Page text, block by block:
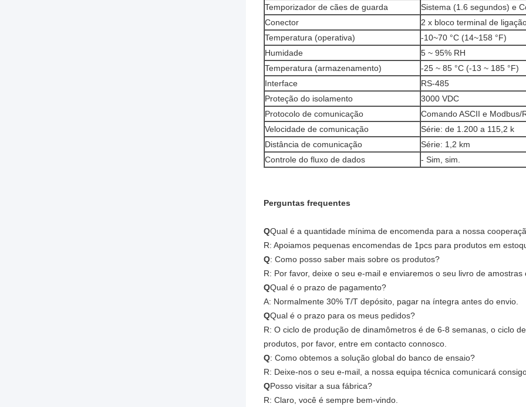
Temporizador de cães de guarda
Sistema (1.6 segundos) e
Conector
2 x bloco terminal de
Temperatura (operativa)
-10~70 °C (14~158 °F)
Humidade
5 ~ 95% RH
Temperatura (armazenamento)
-25 ~ 85 °C (-13 ~ 185 °F)
Interface
RS-485
Proteção do isolamento
3000 VDC
Protocolo de comunicação
Comando ASCII e Modbus/
Velocidade de comunicação
Série: de 1.200 a 115,2 k
Distância de comunicação
Série: 1,2 km
Controle do fluxo de dados
- Sim, sim.
Perguntas frequentes
QQual é a quantidade mínima de encomenda para a nossa
R: Apoiamos pequenas encomendas de 1pcs para produtos em
Q: Como posso saber mais sobre os produtos?
R: Por favor, deixe o seu e-mail e enviaremos o seu livro de amostras
QQual é o prazo de pagamento?
A: Normalmente 30% T/T depósito, pagar na íntegra antes do envio.
QQual é o prazo para os meus pedidos?
R: O ciclo de produção de dinamômetros é de 6-8 semanas, o ciclo
produtos, por favor, entre em contacto connosco.
Q: Como obtemos a solução global do banco de ensaio?
R: Deixe-nos o seu e-mail, a nossa equipa técnica comunicará
QPosso visitar a sua fábrica?
R: Claro, você é sempre bem-vindo.